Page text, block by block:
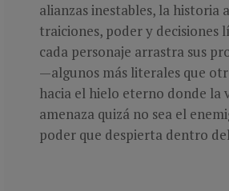
alianzas inestables, la historia
traiciones, poder y decisiones
cada personaje arrastra sus
—algunos más literales que
hacia el hielo eterno donde la
amenaza quizá no sea el
poder que despierta dentro